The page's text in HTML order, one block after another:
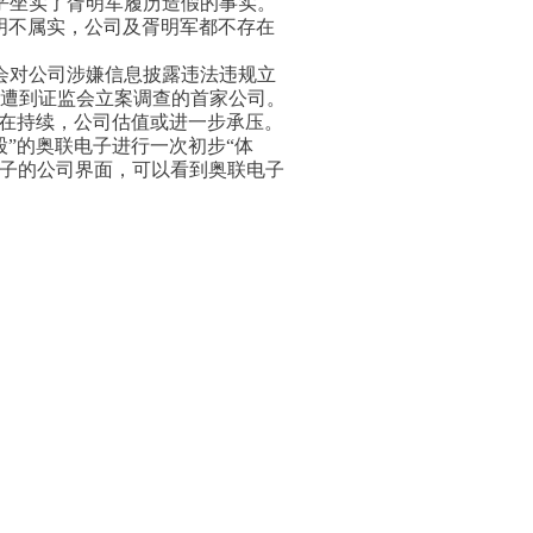
属实，公司及胥明军都不存在
对公司涉嫌信息披露违法违规立
到证监会立案调查的首家公司。
持续，公司估值或进一步承压。
的奥联电子进行一次初步“体
的公司界面，可以看到奥联电子